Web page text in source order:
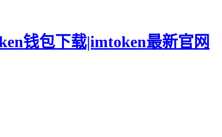
钱包下载|imtoken最新官网